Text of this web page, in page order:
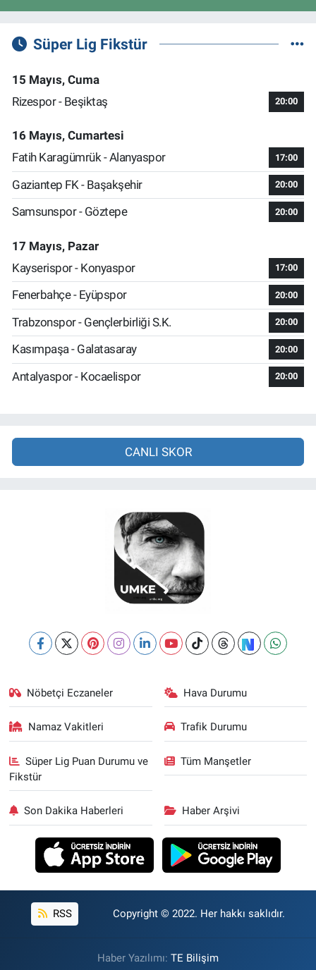
Süper Lig Fikstür
15 Mayıs, Cuma
Rizespor - Beşiktaş
20:00
16 Mayıs, Cumartesi
Fatih Karagümrük - Alanyaspor
17:00
Gaziantep FK - Başakşehir 20:00
Samsunspor - Göztepe 20:00
17 Mayıs, Pazar
Kayserispor - Konyaspor
17:00
Fenerbahçe - Eyüpspor 20:00
Trabzonspor - Gençlerbirliği S.K. 20:00
Kasımpaşa - Galatasaray 20:00
Antalyaspor - Kocaelispor 20:00
CANLI SKOR
Nöbetçi Eczaneler Hava Durumu
Namaz Vakitleri Trafik Durumu
Süper Lig Puan Durumu ve
Fikstür
Tüm Manşetler
Son Dakika Haberleri Haber Arşivi
RSS Copyright © 2022. Her hakkı saklıdır.
Haber Yazılımı: TE Bilişim